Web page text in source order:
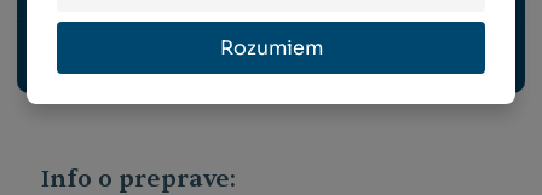
Rozumiem
ODBORNÉ PUBLIKÁCIE
Info o preprave: